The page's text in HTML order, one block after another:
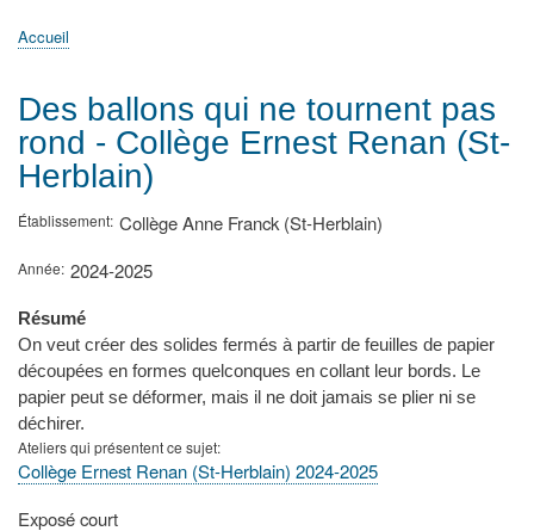
Accueil
ActualitésMATh.en.JEANS ?
Régions et Ateliers
Créer, gérer un atelier
Sujets/Publications
Congrès
d'Ariane
Accueil
Des ballons qui ne tournent pas
rond - Collège Ernest Renan (St-
Herblain)
Établissement Collège Anne Franck (St-Herblain)
Année 2024-2025
Résumé
On veut créer des solides fermés à partir de feuilles de papier
découpées en formes quelconques en collant leur bords. Le
papier peut se déformer, mais il ne doit jamais se plier ni se
déchirer.
Ateliers qui présentent ce sujet
Collège Ernest Renan (St-Herblain) 2024-2025
Type
Exposé court